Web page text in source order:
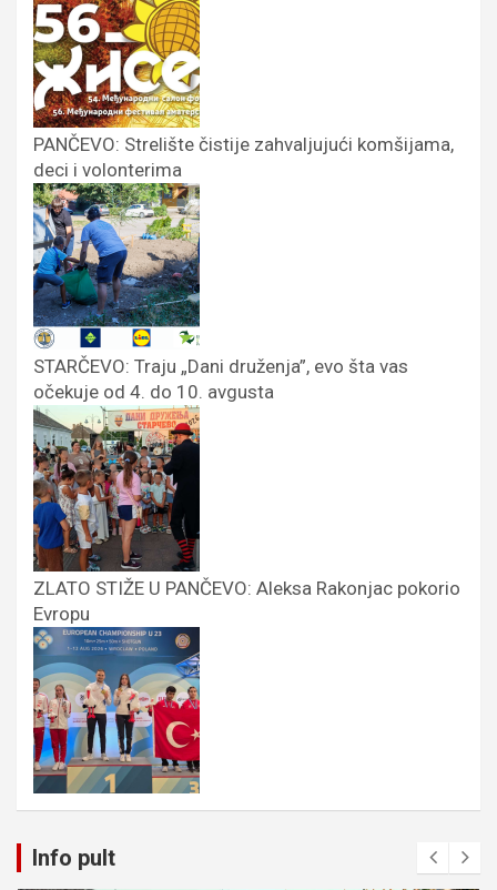
PANČEVO: Strelište čistije zahvaljujući komšijama,
deci i volonterima
STARČEVO: Traju „Dani druženja”, evo šta vas
očekuje od 4. do 10. avgusta
ZLATO STIŽE U PANČEVO: Aleksa Rakonjac pokorio
Evropu
Info pult